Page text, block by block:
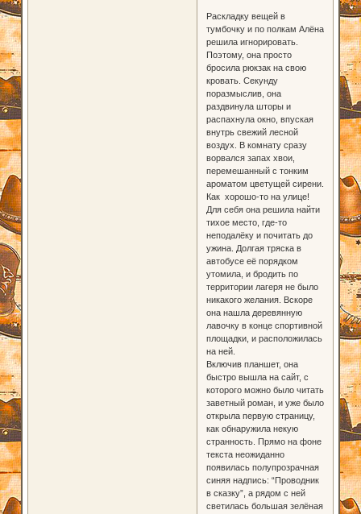
Раскладку вещей в
тумбочку и по полкам Алёна
решила игнорировать.
Поэтому, она просто
бросила рюкзак на свою
кровать. Секунду
поразмыслив, она
раздвинула шторы и
распахнула окно, впуская
внутрь свежий лесной
воздух. В комнату сразу
ворвался запах хвои,
перемешанный с тонким
ароматом цветущей сирени.
Как хорошо-то на улице!
Для себя она решила найти
тихое место, где-то
неподалёку и почитать до
ужина. Долгая тряска в
автобусе её порядком
утомила, и бродить по
территории лагеря не было
никакого желания. Вскоре
она нашла деревянную
лавочку в конце спортивной
площадки, и расположилась
на ней.
Включив планшет, она
быстро вышла на сайт, с
которого можно было читать
заветный роман, и уже было
открыла первую страницу,
как обнаружила некую
странность. Прямо на фоне
текста неожиданно
появилась полупрозрачная
синяя надпись: “Проводник
в сказку”, а рядом с ней
светилась большая зелёная